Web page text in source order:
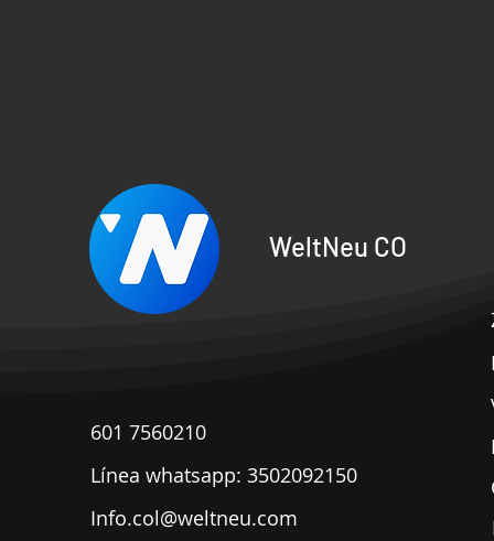
WeltNeu CO
601 7560210
​Línea whatsapp: 3502092150
Info.col@weltneu.com